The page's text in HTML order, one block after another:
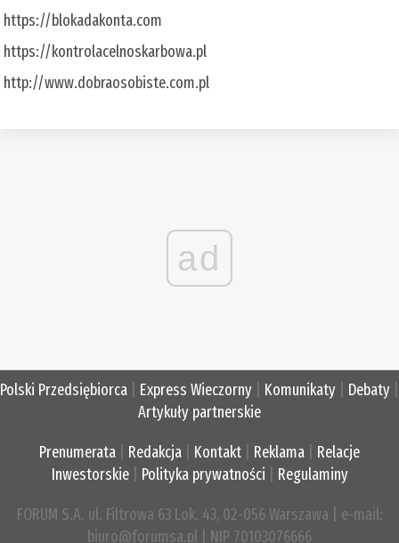
https://blokadakonta.com
https://kontrolacelnoskarbowa.pl
http://www.dobraosobiste.com.pl
ad
Polski Przedsiębiorca Express Wieczorny Komunikaty Debaty
Artykuły partnerskie
Prenumerata Redakcja Kontakt Reklama
Relacje
Inwestorskie| Polityka prywatności Regulaminy
FORUM S.A. ul. Filtrowa 63 Lok. 43, 02-056 Warszawa | e-mail:
biuro@forumsa.pl | NIP 70103076666